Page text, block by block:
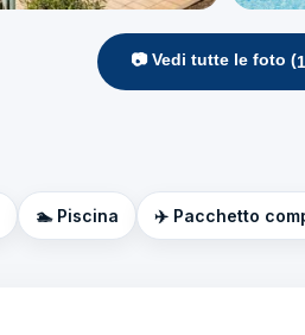
📷 Vedi tutte le foto (
🏊 Piscina ✈️ Pacchetto